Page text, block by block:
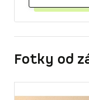
Fotky od